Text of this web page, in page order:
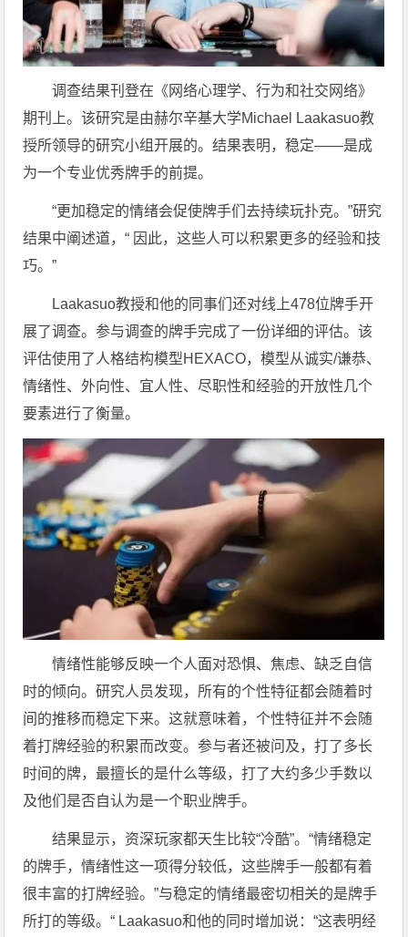
调查结果刊登在《网络心理学、行为和社交网络》
期刊上。该研究是由赫尔辛基大学Michael Laakasuo教
授所领导的研究小组开展的。结果表明，稳定——是成
为一个专业优秀牌手的前提。
“更加稳定的情绪会促使牌手们去持续玩扑克。”研究
结果中阐述道，“ 因此，这些人可以积累更多的经验和技
巧。”
Laakasuo教授和他的同事们还对线上478位牌手开
展了调查。参与调查的牌手完成了一份详细的评估。该
评估使用了人格结构模型HEXACO，模型从诚实/谦恭、
情绪性、外向性、宜人性、尽职性和经验的开放性几个
要素进行了衡量。
情绪性能够反映一个人面对恐惧、焦虑、缺乏自信
时的倾向。研究人员发现，所有的个性特征都会随着时
间的推移而稳定下来。这就意味着，个性特征并不会随
着打牌经验的积累而改变。参与者还被问及，打了多长
时间的牌，最擅长的是什么等级，打了大约多少手数以
及他们是否自认为是一个职业牌手。
结果显示，资深玩家都天生比较“冷酷”。“情绪稳定
的牌手，情绪性这一项得分较低，这些牌手一般都有着
很丰富的打牌经验。”与稳定的情绪最密切相关的是牌手
所打的等级。“ Laakasuo和他的同时增加说：“这表明经